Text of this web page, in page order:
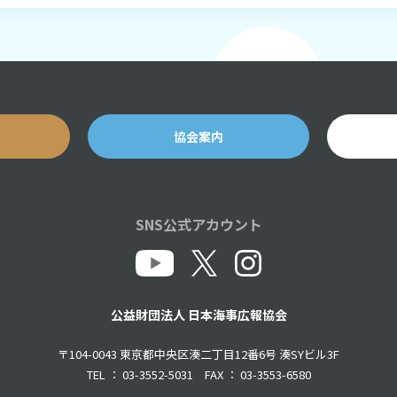
協会案内
SNS公式アカウント
公益財団法人 日本海事広報協会
〒104-0043 東京都中央区湊二丁目12番6号 湊SYビル3F
TEL ： 03-3552-5031 FAX ： 03-3553-6580